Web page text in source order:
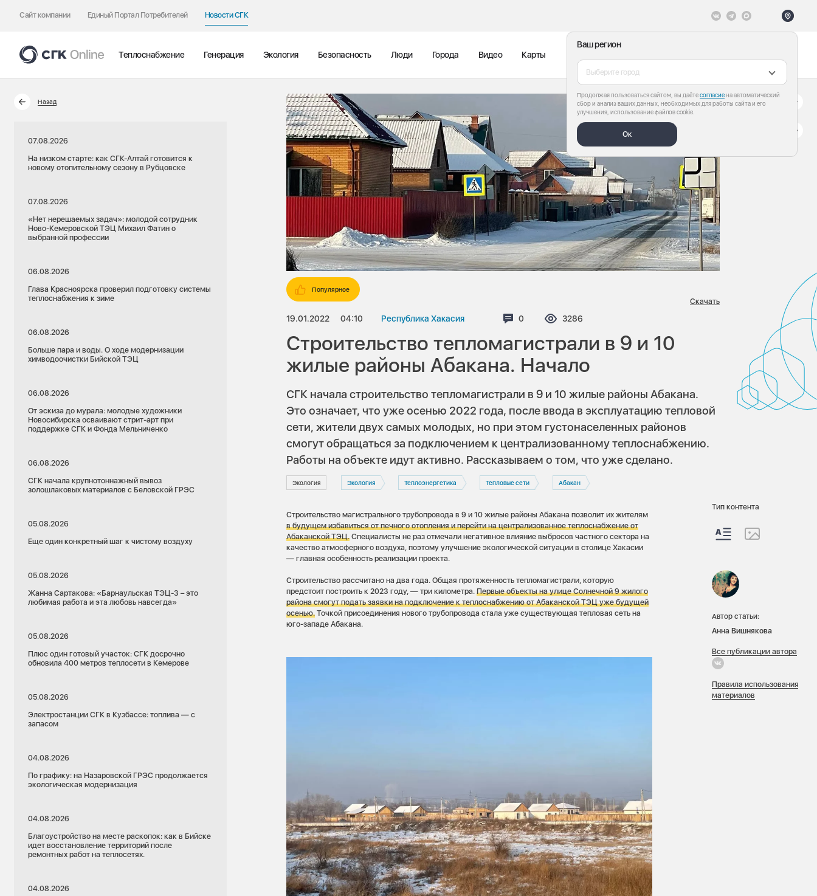
Сайт компании Единый Портал Потребителей Новости СГК
Ваш регион
Выберите город
Продолжая пользоваться сайтом, вы даётесогласиена автоматический
сбор и анализ ваших данных, необходимых для работы сайта и его
улучшения, использование файлов cookie.
Ок
Теплоснабжение Генерация Экология Безопасность Люди Города Видео Карты
Назад
07.08.2026
На низком старте: как СГК-Алтай готовится к
новому отопительному сезону в Рубцовске
07.08.2026
«Нет нерешаемых задач»: молодой сотрудник
Ново-Кемеровской ТЭЦ Михаил Фатин о
выбранной профессии
06.08.2026
Глава Красноярска проверил подготовку системы
теплоснабжения к зиме
06.08.2026
Больше пара и воды. О ходе модернизации
химводоочистки Бийской ТЭЦ
06.08.2026
От эскиза до мурала: молодые художники
Новосибирска осваивают стрит-арт при
поддержке СГК и Фонда Мельниченко
06.08.2026
СГК начала крупнотоннажный вывоз
золошлаковых материалов с Беловской ГРЭС
05.08.2026
Еще один конкретный шаг к чистому воздуху
05.08.2026
Жанна Сартакова: «Барнаульская ТЭЦ-3 – это
любимая работа и эта любовь навсегда»
05.08.2026
Плюс один готовый участок: СГК досрочно
обновила 400 метров теплосети в Кемерове
05.08.2026
Электростанции СГК в Кузбассе: топлива — с
запасом
04.08.2026
По графику: на Назаровской ГРЭС продолжается
экологическая модернизация
04.08.2026
Благоустройство на месте раскопок: как в Бийске
идет восстановление территорий после
ремонтных работ на теплосетях.
04.08.2026
Популярное
19.01.2022 04:10 Республика Хакасия Комментариев:
0 Просмотров:
3286
Скачать
Строительство тепломагистрали в 9 и 10
жилые районы Абакана. Начало
СГК начала строительство тепломагистрали в 9 и 10 жилые районы Абакана.
Это означает, что уже осенью 2022 года, после ввода в эксплуатацию тепловой
сети, жители двух самых молодых, но при этом густонаселенных районов
смогут обращаться за подключением к централизованному теплоснабжению.
Работы на объекте идут активно. Рассказываем о том, что уже сделано.
Экология Экология Теплоэнергетика Тепловые сети Абакан
Строительство магистрального трубопровода в 9 и 10 жилые районы Абакана позволит их жителям
в будущем избавиться от печного отопления и перейти на централизованное теплоснабжение от
Абаканской ТЭЦ. Специалисты не раз отмечали негативное влияние выбросов частного сектора на
качество атмосферного воздуха, поэтому улучшение экологической ситуации в столице Хакасии
— главная особенность реализации проекта.
Строительство рассчитано на два года. Общая протяженность тепломагистрали, которую
предстоит построить к 2023 году, — три километра.Первые объекты на улице Солнечной 9жилого
района смогут подать заявки на подключение к теплоснабжению от Абаканской ТЭЦ уже будущей
осенью. Точкой присоединения нового трубопровода стала уже существующая тепловая сеть на
юго-западе Абакана.
Тип контента
Автор статьи:
Анна Вишнякова
Все публикации автора
Правила использования
материалов